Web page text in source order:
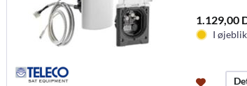
1.129,00
I